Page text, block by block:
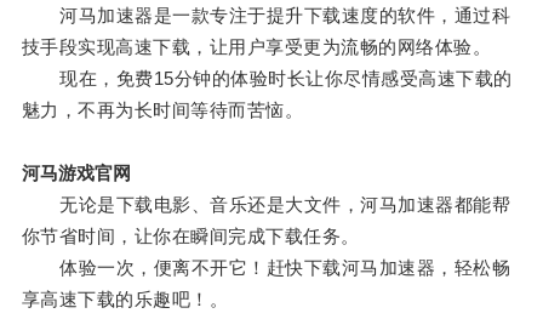
河马加速器是一款专注于提升下载速度的软件，通过科
技手段实现高速下载，让用户享受更为流畅的网络体验。
现在，免费15分钟的体验时长让你尽情感受高速下载的
魅力，不再为长时间等待而苦恼。
河马游戏官网
无论是下载电影、音乐还是大文件，河马加速器都能帮
你节省时间，让你在瞬间完成下载任务。
体验一次，便离不开它！赶快下载河马加速器，轻松畅
享高速下载的乐趣吧！。